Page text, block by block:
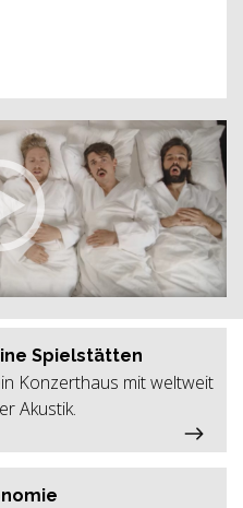
Spielstätten
Konzerthaus mit weltweit
Akustik.